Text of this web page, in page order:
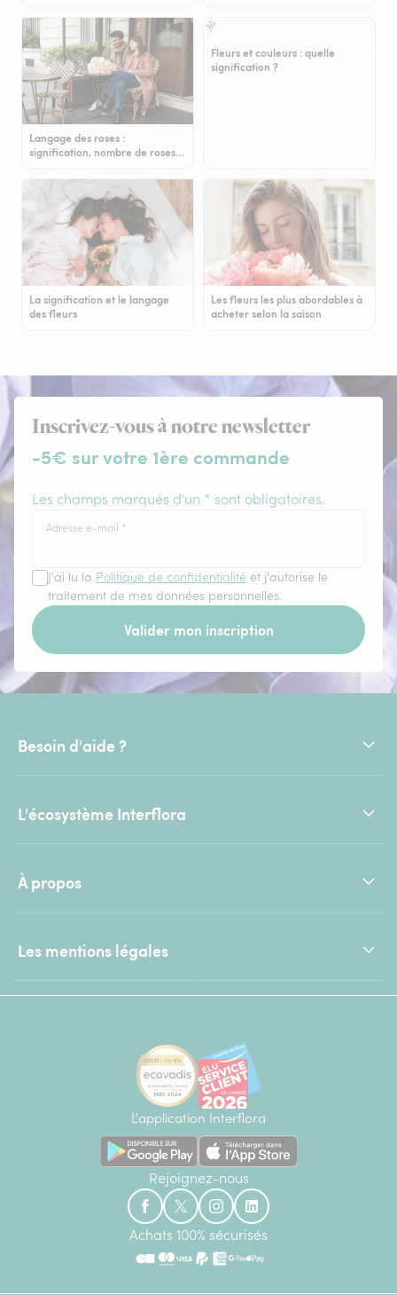
Langage des roses :
signification, nombre de roses…
Fleurs et couleurs : quelle
signification ?
La signification et le langage
des fleurs
Les fleurs les plus abordables à
acheter selon la saison
Inscrivez-vous à notre newsletter
-5€ sur votre 1ère commande
Les champs marqués d'un * sont obligatoires.
Adresse e-mail *
J'ai lu la Politique de confidentialité et j'autorise le
traitement de mes données personnelles.
Valider mon inscription
Besoin d'aide ?
L'écosystème Interflora
À propos
Les mentions légales
L'application Interflora
Rejoignez-nous
Achats 100% sécurisés